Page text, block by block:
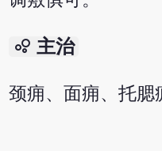
bubble_chart 主治
颈痈、面痈、托腮